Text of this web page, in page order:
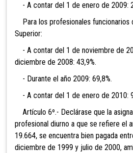
- A contar del 1 de enero de 2009:
Para los profesionales funcionarios
Superior:
- A contar del 1 de noviembre de
diciembre de 2008: 43,9%.
- Durante el año 2009: 69,8%.
- A contar del 1 de enero de 2010:
Artículo 6º.- Declárase que la
profesional diurno a que se refiere el
19.664, se encuentra bien pagada
diciembre de 1999 y julio de 2000,